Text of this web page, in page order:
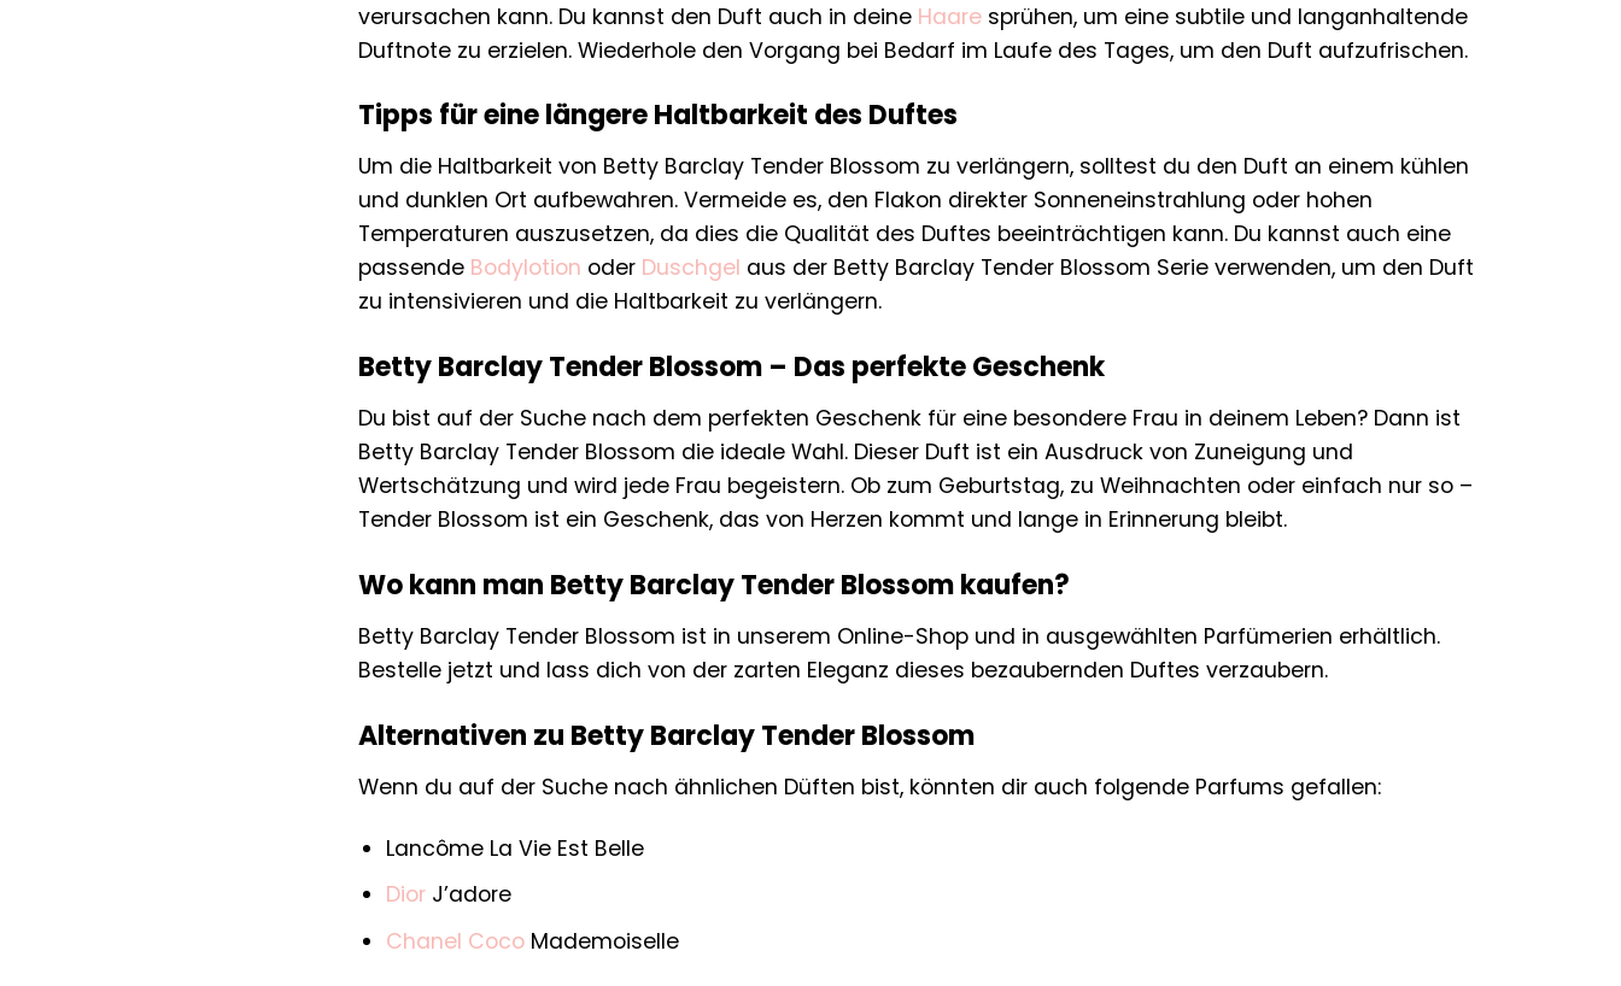
verursachen kann. Du kannst den Duft auch in deine Haare sprühen, um eine subtile und langanhaltende
Duftnote zu erzielen. Wiederhole den Vorgang bei Bedarf im Laufe des Tages, um den Duft aufzufrischen.
Tipps für eine längere Haltbarkeit des Duftes
Um die Haltbarkeit von Betty Barclay Tender Blossom zu verlängern, solltest du den Duft an einem kühlen
und dunklen Ort aufbewahren. Vermeide es, den Flakon direkter Sonneneinstrahlung oder hohen
Temperaturen auszusetzen, da dies die Qualität des Duftes beeinträchtigen kann. Du kannst auch eine
passende Bodylotion oder Duschgel aus der Betty Barclay Tender Blossom Serie verwenden, um den Duft
zu intensivieren und die Haltbarkeit zu verlängern.
Betty Barclay Tender Blossom – Das perfekte Geschenk
Du bist auf der Suche nach dem perfekten Geschenk für eine besondere Frau in deinem Leben? Dann ist
Betty Barclay Tender Blossom die ideale Wahl. Dieser Duft ist ein Ausdruck von Zuneigung und
Wertschätzung und wird jede Frau begeistern. Ob zum Geburtstag, zu Weihnachten oder einfach nur so –
Tender Blossom ist ein Geschenk, das von Herzen kommt und lange in Erinnerung bleibt.
Wo kann man Betty Barclay Tender Blossom kaufen?
Betty Barclay Tender Blossom ist in unserem Online-Shop und in ausgewählten Parfümerien erhältlich.
Bestelle jetzt und lass dich von der zarten Eleganz dieses bezaubernden Duftes verzaubern.
Alternativen zu Betty Barclay Tender Blossom
Wenn du auf der Suche nach ähnlichen Düften bist, könnten dir auch folgende Parfums gefallen:
Lancôme La Vie Est Belle
DiorJ’adore
Chanel CocoMademoiselle